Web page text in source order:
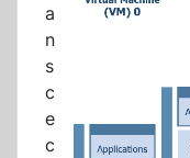
a
n
s
c
e
c